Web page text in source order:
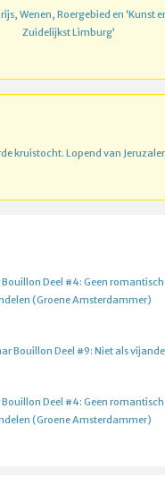
Wenen, Roergebied en ‘Kunst
Zuidelijkst Limburg’
kruistocht. Lopend van
Deel #4: Geen
(Groene Amsterdammer)
Bouillon Deel #9: Niet als
Deel #4: Geen
(Groene Amsterdammer)